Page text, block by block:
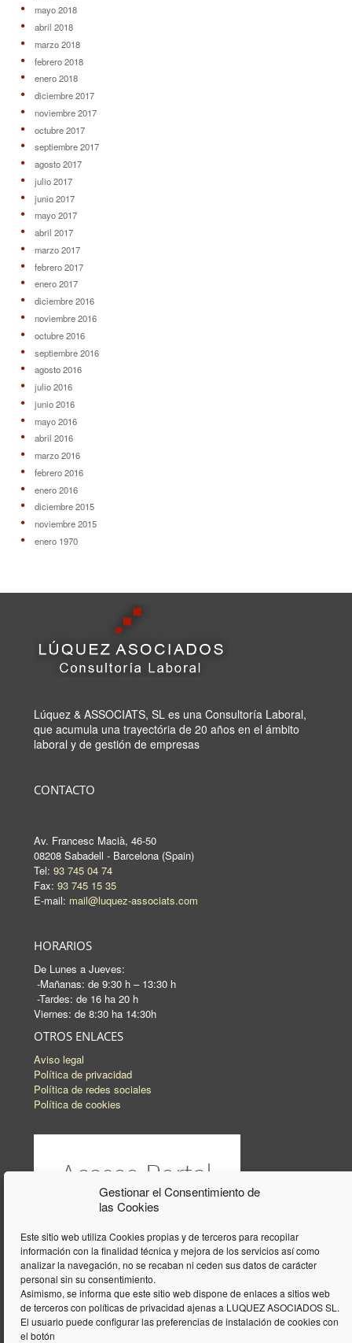
Gestionar el Consentimiento de
las Cookies
Este sitio web utiliza Cookies propias y de terceros para recopilar
información con la finalidad técnica y mejora de los servicios así como
analizar la navegación, no se recaban ni ceden sus datos de carácter
personal sin su consentimiento.
Asimismo, se informa que este sitio web dispone de enlaces a sitios web
de terceros con políticas de privacidad ajenas a LUQUEZ ASOCIADOS SL.
El usuario puede configurar las preferencias de instalación de cookies con
el botón
mayo 2018
abril 2018
marzo 2018
febrero 2018
enero 2018
diciembre 2017
noviembre 2017
octubre 2017
septiembre 2017
agosto 2017
julio 2017
junio 2017
mayo 2017
abril 2017
marzo 2017
febrero 2017
enero 2017
diciembre 2016
noviembre 2016
octubre 2016
septiembre 2016
agosto 2016
julio 2016
junio 2016
mayo 2016
abril 2016
marzo 2016
febrero 2016
enero 2016
diciembre 2015
noviembre 2015
enero 1970
Lúquez & ASSOCIATS, SL es una Consultoría Laboral,
que acumula una trayectória de 20 años en el ámbito
laboral y de gestión de empresas
CONTACTO
Av. Francesc Macià, 46-50
08208 Sabadell - Barcelona (Spain)
Tel: 93 745 04 74
Fax: 93 745 15 35
E-mail: mail@luquez-associats.com
HORARIOS
De Lunes a Jueves:
-Mañanas: de 9:30 h – 13:30 h
-Tardes: de 16 ha 20 h
Viernes: de 8:30 ha 14:30h
OTROS ENLACES
Aviso legal
Política de privacidad
Política de redes sociales
Política de cookies